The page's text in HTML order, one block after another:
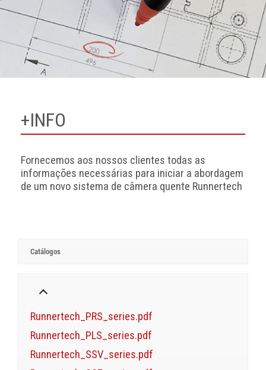
+INFO
Fornecemos aos nossos clientes todas as
informações necessárias para iniciar a abordagem
de um novo sistema de câmera quente Runnertech
Catálogos
Runnertech_PRS_series.pdf
Runnertech_PLS_series.pdf
Runnertech_SSV_series.pdf